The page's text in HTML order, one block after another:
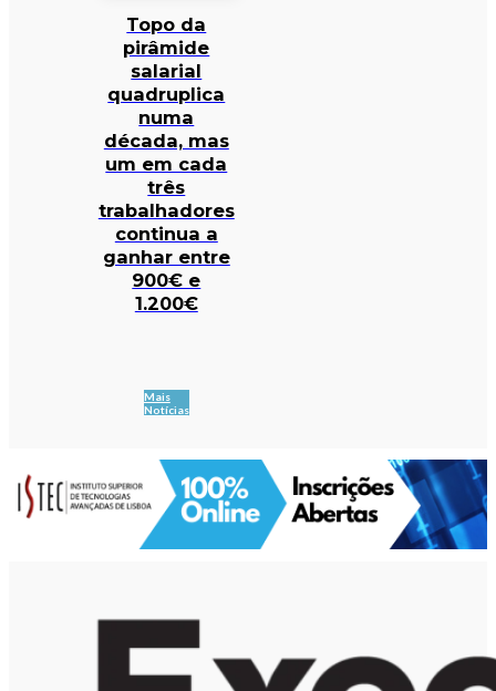
Topo da
pirâmide
salarial
quadruplica
numa
década, mas
um em cada
três
trabalhadores
continua a
ganhar entre
900€ e
1.200€
Mais
Notícias